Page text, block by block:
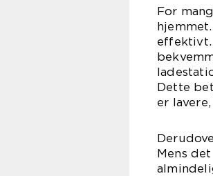
For
effektivt.
Dette
er
Mens